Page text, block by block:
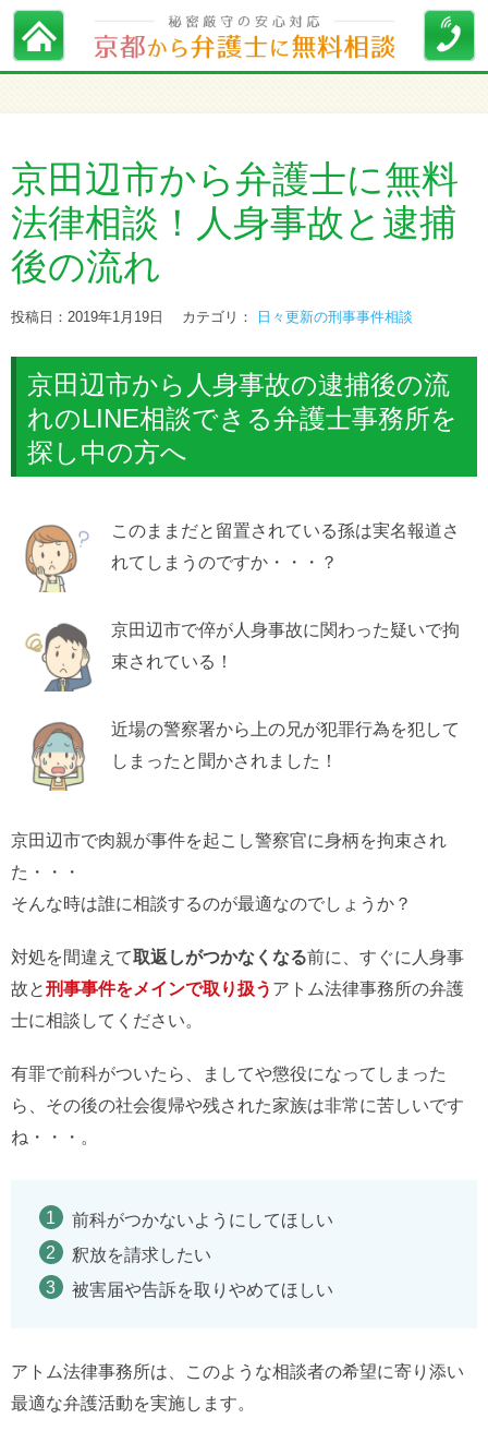
京田辺市から弁護士に無料
法律相談！人身事故と逮捕
後の流れ
投稿日：2019年1月19日 カテゴリ： 日々更新の刑事事件相談
京田辺市から人身事故の逮捕後の流
れのLINE相談できる弁護士事務所を
探し中の方へ
このままだと留置されている孫は実名報道さ
れてしまうのですか・・・？
京田辺市で倅が人身事故に関わった疑いで拘
束されている！
近場の警察署から上の兄が犯罪行為を犯して
しまったと聞かされました！
京田辺市で肉親が事件を起こし警察官に身柄を拘束され
た・・・
そんな時は誰に相談するのが最適なのでしょうか？
対処を間違えて取返しがつかなくなる前に、すぐに人身事
故と刑事事件をメインで取り扱う アトム法律事務所の弁護
士に相談してください。
有罪で前科がついたら、ましてや懲役になってしまった
ら、その後の社会復帰や残された家族は非常に苦しいです
ね・・・。
前科がつかないようにしてほしい
釈放を請求したい
被害届や告訴を取りやめてほしい
アトム法律事務所は、このような相談者の希望に寄り添い
最適な弁護活動を実施します。